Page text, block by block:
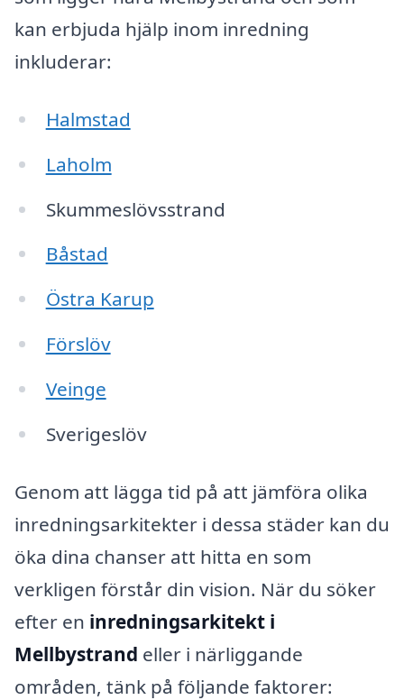
kan erbjuda hjälp inom inredning
inkluderar:
Halmstad
Laholm
Skummeslövsstrand
Båstad
Östra Karup
Förslöv
Veinge
Sverigeslöv
Genom att lägga tid på att jämföra olika
inredningsarkitekter i dessa städer kan du
öka dina chanser att hitta en som
verkligen förstår din vision. När du söker
efter en inredningsarkitekt i
Mellbystrand eller i närliggande
områden, tänk på följande faktorer: